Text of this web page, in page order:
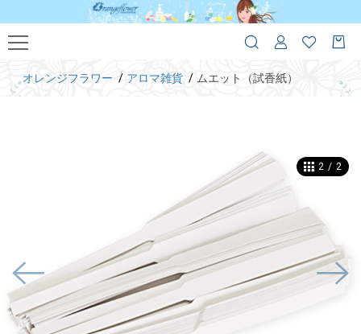
オレンジフラワー アロマ雑貨 ムエット（試香紙）
2 / 2